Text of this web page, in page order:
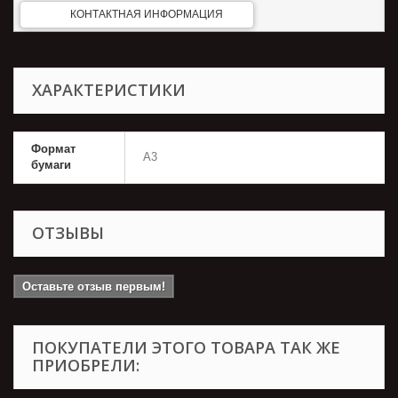
КОНТАКТНАЯ ИНФОРМАЦИЯ
ХАРАКТЕРИСТИКИ
Формат
бумаги
А3
ОТЗЫВЫ
Оставьте отзыв первым!
ПОКУПАТЕЛИ ЭТОГО ТОВАРА ТАК ЖЕ
ПРИОБРЕЛИ: